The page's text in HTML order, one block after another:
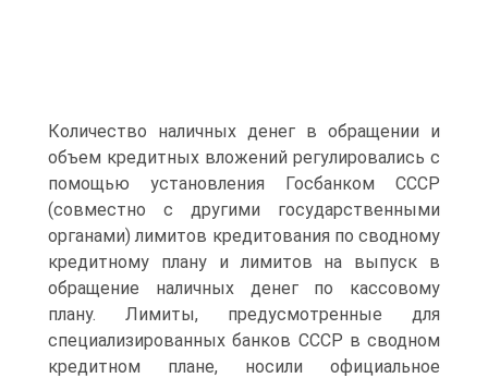
Количество наличных денег в обращении и
объем кредитных вложений регулировались с
помощью установления Гос­банком СССР
(совместно с другими государственными
органами) лимитов кредитования по сводному
кредитному плану и лимитов на выпуск в
обращение наличных денег по кассовому
плану. Лимиты, предусмотренные для
специализированных банков СССР в сводном
кредитном плане, носили официальное